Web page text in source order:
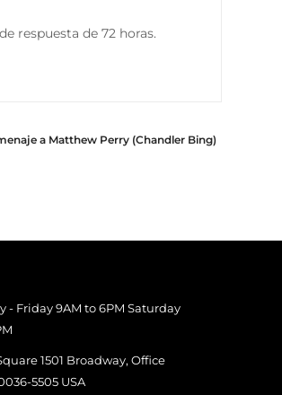
respuesta de 72 horas.
a Matthew Perry (Chandler Bing)
- Friday 9AM to 6PM Saturday
1501 Broadway, Office
5505 USA